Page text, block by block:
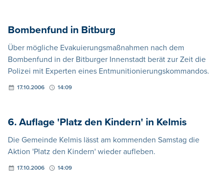
Bombenfund in Bitburg
Über mögliche Evakuierungsmaßnahmen nach dem
Bombenfund in der Bitburger Innenstadt berät zur Zeit die
Polizei mit Experten eines Entmunitionierungskommandos.
17.10.2006 14:09
6. Auflage 'Platz den Kindern' in Kelmis
Die Gemeinde Kelmis lässt am kommenden Samstag die
Aktion 'Platz den Kindern' wieder aufleben.
17.10.2006 14:09